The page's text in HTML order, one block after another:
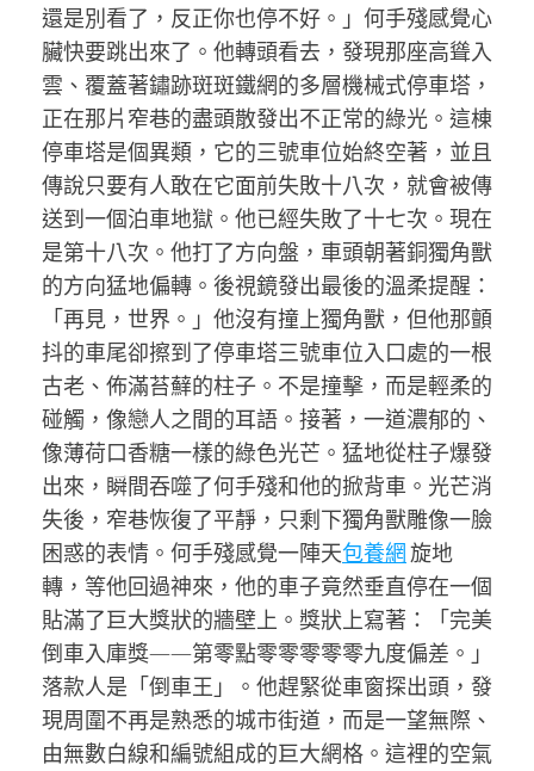
還是別看了，反正你也停不好。」何手殘感覺心
臟快要跳出來了。他轉頭看去，發現那座高聳入
雲、覆蓋著鏽跡斑斑鐵網的多層機械式停車塔，
正在那片窄巷的盡頭散發出不正常的綠光。這棟
停車塔是個異類，它的三號車位始終空著，並且
傳說只要有人敢在它面前失敗十八次，就會被傳
送到一個泊車地獄。他已經失敗了十七次。現在
是第十八次。他打了方向盤，車頭朝著銅獨角獸
的方向猛地偏轉。後視鏡發出最後的溫柔提醒：
「再見，世界。」他沒有撞上獨角獸，但他那顫
抖的車尾卻擦到了停車塔三號車位入口處的一根
古老、佈滿苔蘚的柱子。不是撞擊，而是輕柔的
碰觸，像戀人之間的耳語。接著，一道濃郁的、
像薄荷口香糖一樣的綠色光芒。猛地從柱子爆發
出來，瞬間吞噬了何手殘和他的掀背車。光芒消
失後，窄巷恢復了平靜，只剩下獨角獸雕像一臉
困惑的表情。何手殘感覺一陣天包養網旋地
轉，等他回過神來，他的車子竟然垂直停在一個
貼滿了巨大獎狀的牆壁上。獎狀上寫著：「完美
倒車入庫獎——第零點零零零零零九度偏差。」
落款人是「倒車王」。他趕緊從車窗探出頭，發
現周圍不再是熟悉的城市街道，而是一望無際、
由無數白線和編號組成的巨大網格。這裡的空氣